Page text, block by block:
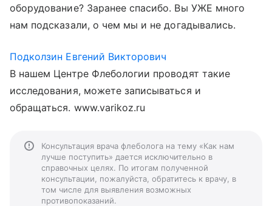
оборудование? Заранее спасибо. Вы УЖЕ много
нам подсказали, о чем мы и не догадывались.
Подколзин Евгений Викторович
В нашем Центре Флебологии проводят такие
исследования, можете записываться и
обращаться. www.varikoz.ru
Консультация врача флеболога на тему «Как нам
лучше поступить» дается исключительно в
справочных целях. По итогам полученной
консультации, пожалуйста, обратитесь к врачу, в
том числе для выявления возможных
противопоказаний.